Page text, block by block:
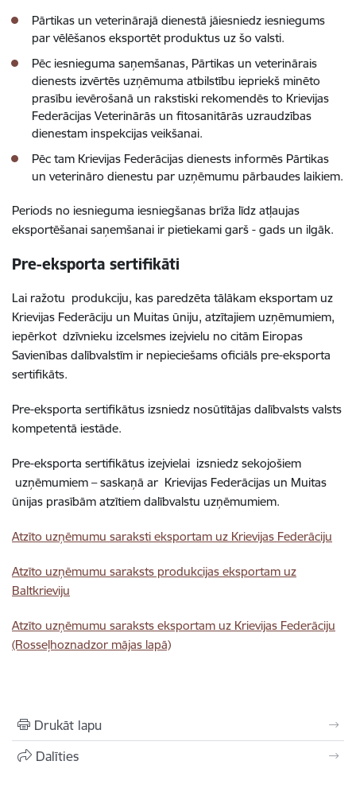
Pārtikas un veterinārajā dienestā jāiesniedz iesniegums
par vēlēšanos eksportēt produktus uz šo valsti.
Pēc iesnieguma saņemšanas, Pārtikas un veterinārais
dienests izvērtēs uzņēmuma atbilstību iepriekš minēto
prasību ievērošanā un rakstiski rekomendēs to Krievijas
Federācijas Veterinārās un fitosanitārās uzraudzības
dienestam inspekcijas veikšanai.
Pēc tam Krievijas Federācijas dienests informēs Pārtikas
un veterināro dienestu par uzņēmumu pārbaudes laikiem.
Periods no iesnieguma iesniegšanas brīža līdz atļaujas
eksportēšanai saņemšanai ir pietiekami garš - gads un ilgāk.
Pre-eksporta sertifikāti
Lai ražotu produkciju, kas paredzēta tālākam eksportam uz
Krievijas Federāciju un Muitas ūniju, atzītajiem uzņēmumiem,
iepērkot dzīvnieku izcelsmes izejvielu no citām Eiropas
Savienības dalībvalstīm ir nepieciešams oficiāls pre-eksporta
sertifikāts.
Pre-eksporta sertifikātus izsniedz nosūtītājas dalībvalsts valsts
kompetentā iestāde.
Pre-eksporta sertifikātus izejvielai izsniedz sekojošiem
uzņēmumiem – saskaņā ar Krievijas Federācijas un Muitas
ūnijas prasībām atzītiem dalībvalstu uzņēmumiem.
Atzīto uzņēmumu saraksti eksportam uz Krievijas Federāciju
Atzīto uzņēmumu saraksts produkcijas eksportam uz
Baltkrieviju
Atzīto uzņēmumu saraksts eksportam uz Krievijas Federāciju
(Rosseļhoznadzor mājas lapā)
Drukāt lapu
Dalīties